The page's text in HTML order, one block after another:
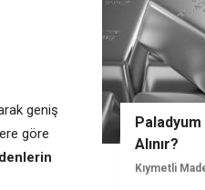
geniş
göre
Alınır?
Kıymetli